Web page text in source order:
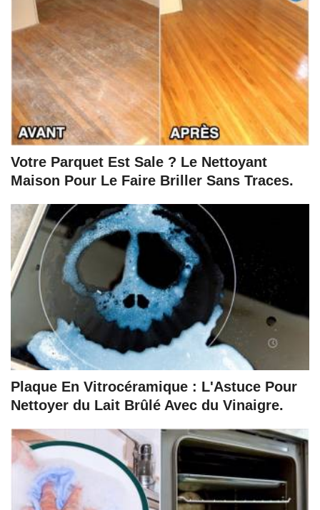
Votre Parquet Est Sale ? Le Nettoyant
Maison Pour Le Faire Briller Sans Traces.
Plaque En Vitrocéramique : L'Astuce Pour
Nettoyer du Lait Brûlé Avec du Vinaigre.